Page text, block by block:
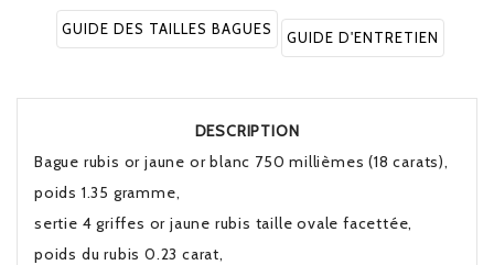
GUIDE DES TAILLES BAGUES GUIDE D'ENTRETIEN
DESCRIPTION
Bague rubis or jaune or blanc 750 millièmes (18 carats),
poids 1.35 gramme,
sertie 4 griffes or jaune rubis taille ovale facettée,
poids du rubis 0.23 carat,